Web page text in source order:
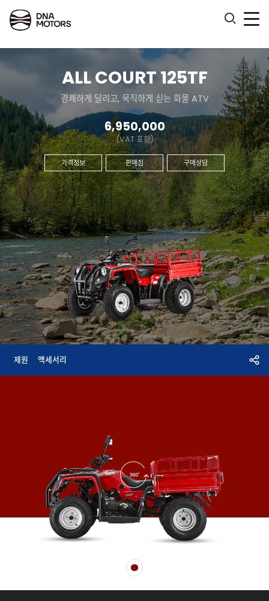
ALL COURT 125TF
경쾌하게 달리고, 묵직하게 싣는 화물 ATV
6,950,000
(VAT 포함)
가격정보 판매점 구매상담
제원 액세서리